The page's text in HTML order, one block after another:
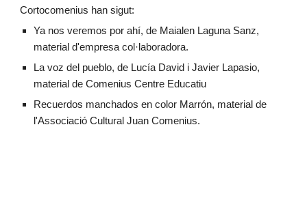
Cortocomenius han sigut:
Ya nos veremos por ahí, de Maialen Laguna Sanz,
material d'empresa col·laboradora.
La voz del pueblo, de Lucía David i Javier Lapasio,
material de Comenius Centre Educatiu
Recuerdos manchados en color Marrón, material de
l'Associació Cultural Juan Comenius.